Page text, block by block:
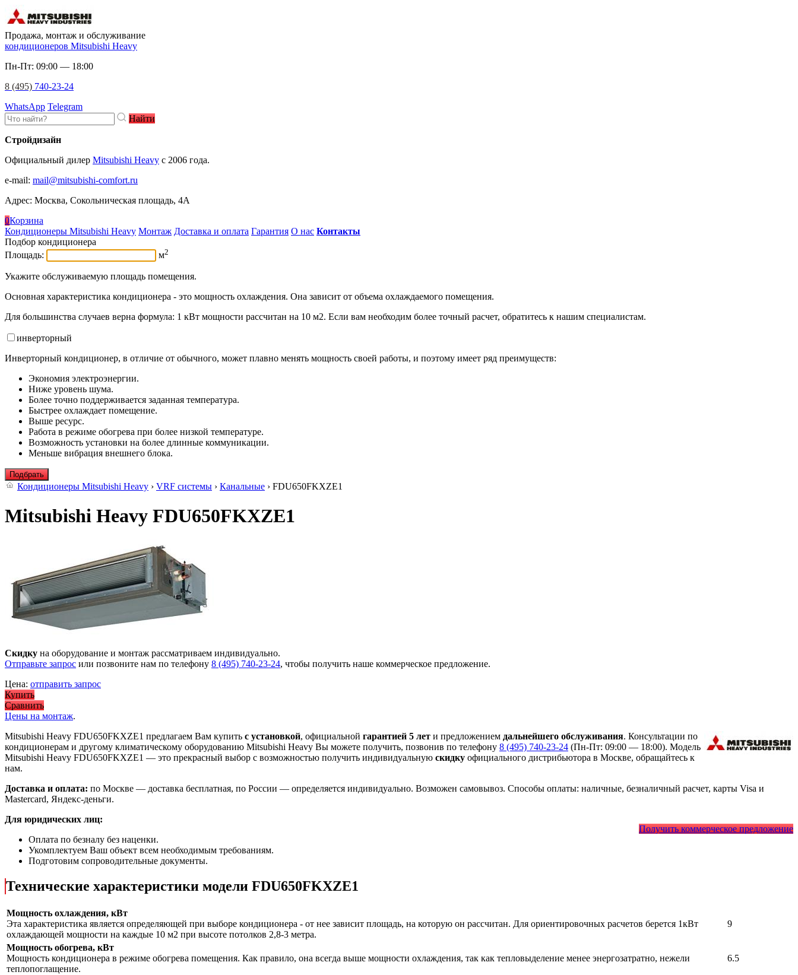
Продажа, монтаж и обслуживание
кондиционеров Mitsubishi Heavy
Пн-Пт: 09:00 — 18:00
8 (495) 740-23-24
WhatsApp Telegram
Найти
Стройдизайн
Официальный дилер Mitsubishi Heavy c 2006 года.
e-mail: mail@mitsubishi-comfort.ru
Адрес: Москва, Сокольническая площадь, 4А
0Корзина
Кондиционеры Mitsubishi Heavy Монтаж Доставка и оплата Гарантия О нас Контакты
Подбор кондиционера
Площадь:
м2
Укажите обслуживаемую площадь помещения.
Основная характеристика кондиционера - это мощность охлаждения. Она зависит от объема охлаждаемого помещения.
Для большинства случаев верна формула: 1 кВт мощности рассчитан на 10 м2. Если вам необходим более точный расчет, обратитесь к нашим специалистам.
инверторный
Инверторный кондиционер, в отличие от обычного, может плавно менять мощность своей работы, и поэтому имеет ряд преимуществ:
Экономия электроэнергии.
Ниже уровень шума.
Более точно поддерживается заданная температура.
Быстрее охлаждает помещение.
Выше ресурс.
Работа в режиме обогрева при более низкой температуре.
Возможность установки на более длинные коммуникации.
Меньше вибрация внешнего блока.
Подбрать
Кондиционеры Mitsubishi Heavy › VRF системы › Канальные › FDU650FKXZE1
Mitsubishi Heavy FDU650FKXZE1
Скидку на оборудование и монтаж рассматриваем индивидуально.
Отправьте запрос или позвоните нам по телефону 8 (495) 740-23-24, чтобы получить наше коммерческое предложение.
Цена: отправить запрос
Купить
Сравнить
Цены на монтаж.
Mitsubishi Heavy FDU650FKXZE1 предлагаем Вам купить с установкой, официальной гарантией 5 лет и предложением дальнейшего обслуживания. Консультации по
кондиционерам и другому климатическому оборудованию Mitsubishi Heavy Вы можете получить, позвонив по телефону 8 (495) 740-23-24 (Пн-Пт: 09:00 — 18:00). Модель
Mitsubishi Heavy FDU650FKXZE1 — это прекрасный выбор с возможностью получить индивидуальную скидку официального дистрибьютора в Москве, обращайтесь к
нам.
Доставка и оплата: по Москве — доставка бесплатная, по России — определяется индивидуально. Возможен самовывоз. Способы оплаты: наличные, безналичный расчет, карты Visa и
Mastercard, Яндекс-деньги.
Получить коммерческое предложение
Для юридических лиц:
Оплата по безналу без наценки.
Укомплектуем Ваш объект всем необходимым требованиям.
Подготовим сопроводительные документы.
Технические характеристики модели FDU650FKXZE1
Мощность охлаждения, кВт
Эта характеристика является определяющей при выборе кондиционера - от нее зависит площадь, на которую он рассчитан. Для ориентировочных расчетов берется 1кВт
охлаждающей мощности на каждые 10 м2 при высоте потолков 2,8-3 метра.
9
Мощность обогрева, кВт
Мощность кондиционера в режиме обогрева помещения. Как правило, она всегда выше мощности охлаждения, так как тепловыделение менее энергозатратно, нежели
теплопоглащение.
6.5